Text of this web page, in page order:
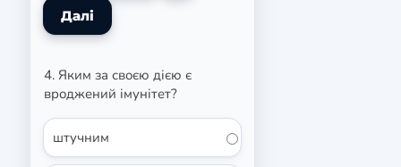
4. Яким за своєю дією є
вроджений імунітет?
штучним